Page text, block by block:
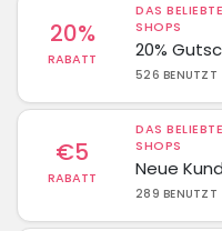
20%
RABATT
DAS
SHOPS
20%
526 BENUTZT
€5
RABATT
DAS
SHOPS
Neue
289 BENUTZT